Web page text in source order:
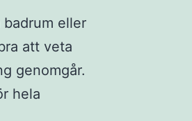
eller
att veta
genomgår.
hela